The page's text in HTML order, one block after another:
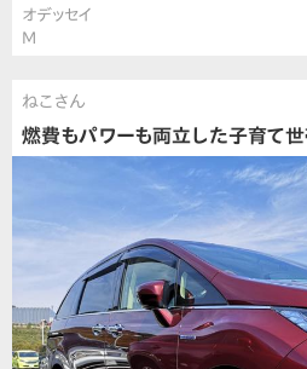
オデッセイ
M
ねこさん
燃費もパワーも両立した子育て